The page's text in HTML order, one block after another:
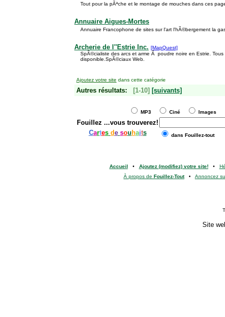
Tout pour la pÃªche et le montage de mouches dans ces
Annuaire Aigues-Mortes
Annuaire Francophone de sites sur l'art l'hÃ©bergement la
Archerie de l''Estrie Inc. [MapQuest]
SpÃ©cialiste des arcs et arme Ã poudre noire en Estrie. Tous
disponible.SpÃ©ciaux Web.
Ajoutez votre site dans cette catégorie
Autres résultats: [1-10] [suivants]
MP3 Ciné Images
Fouillez ...vous trouverez!
Cartes de sou haits dans Fouillez-tout
Accueil • Ajoutez (modifiez) votre site!•
À propos de Fouillez-Tout• Annoncez
Site